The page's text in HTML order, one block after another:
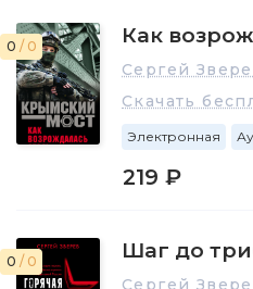
0 / 0 Как
Сергей
Скачать
Электронная
219 ₽
0 / 0 Шаг до
Сергей